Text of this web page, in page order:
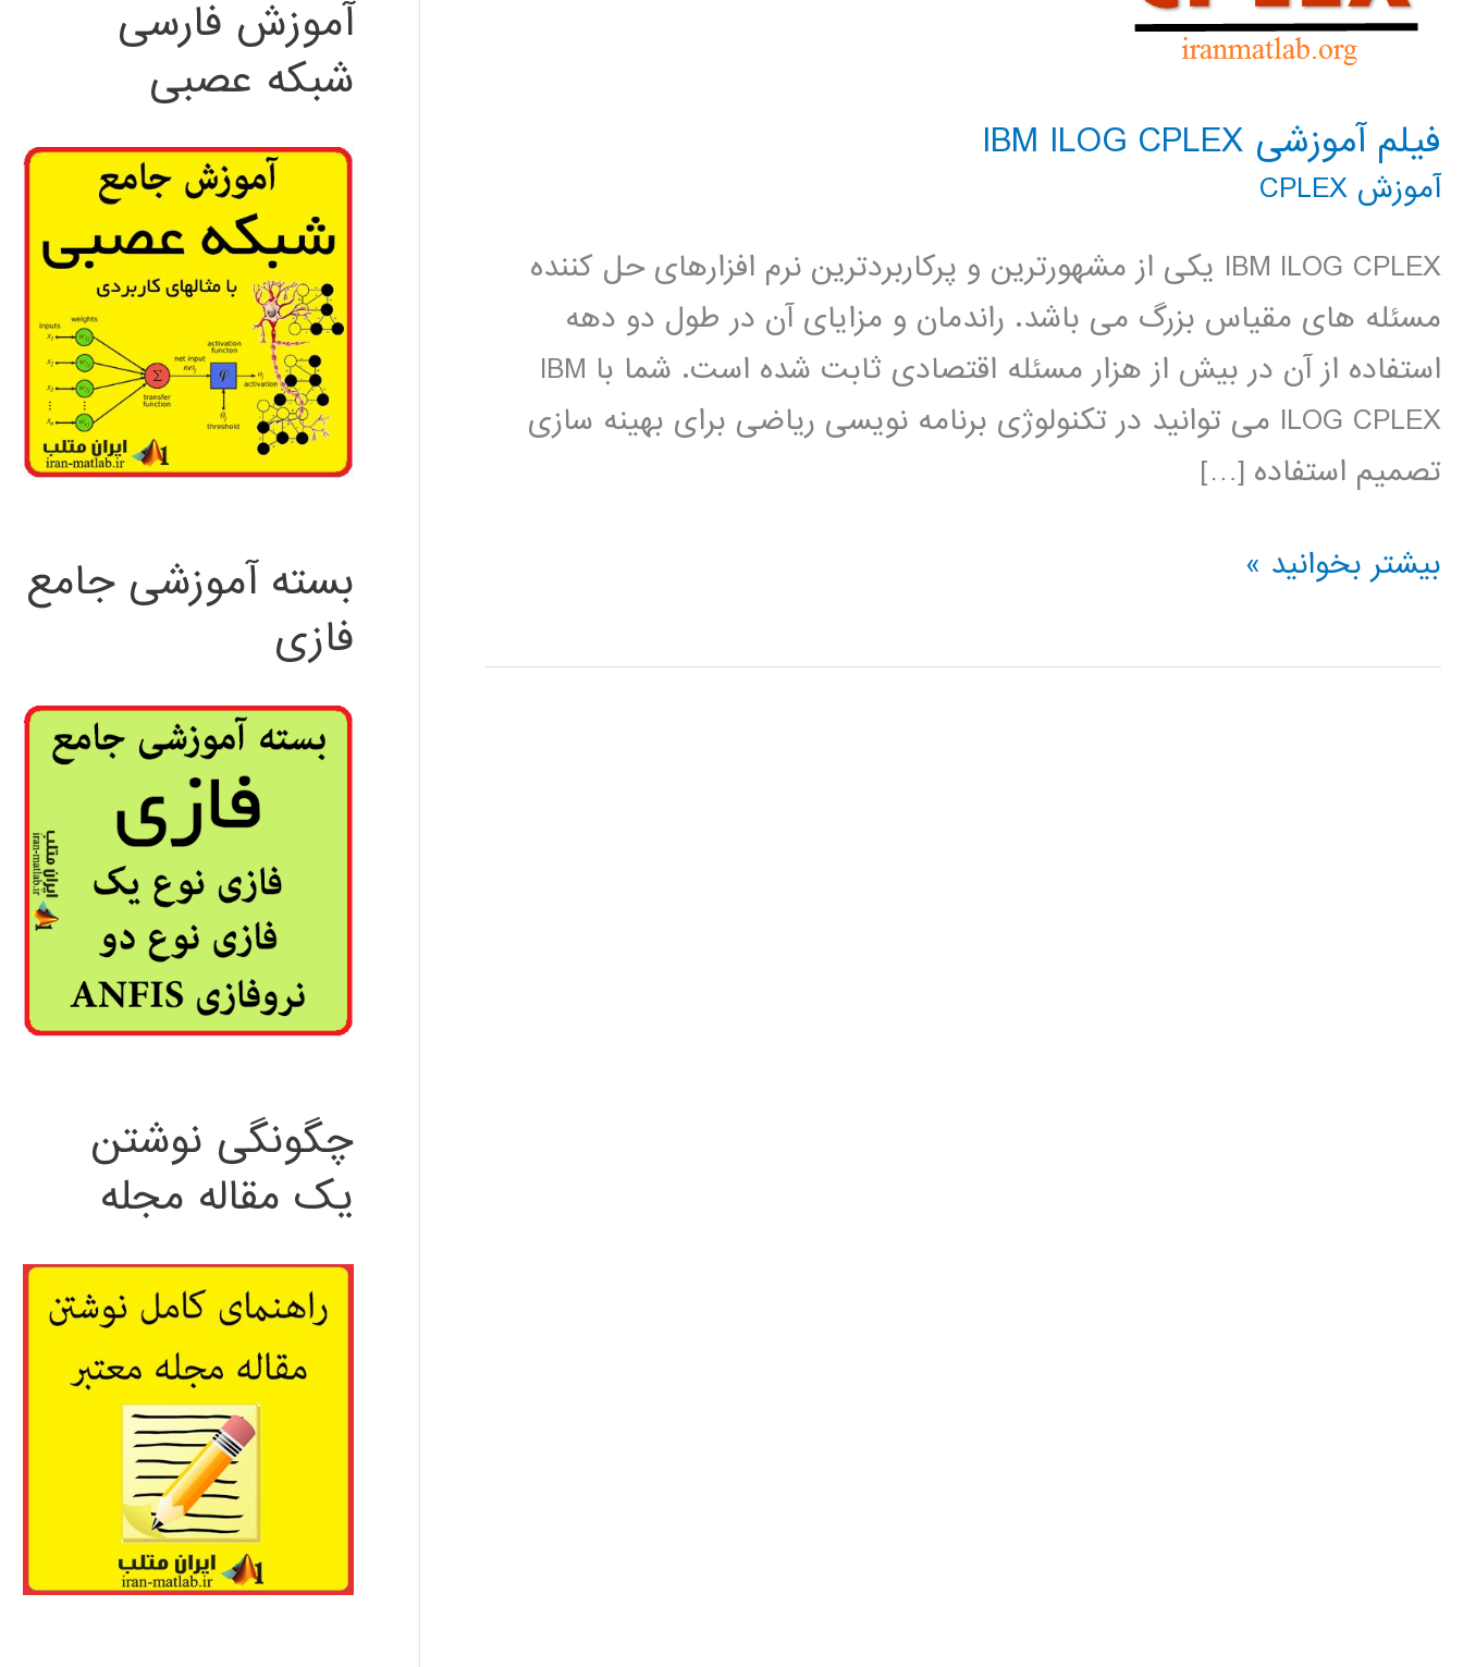
فیلم آموزشی IBM ILOG CPLEX
آموزش CPLEX
IBM ILOG CPLEX یکی از مشهورترین و پرکاربردترین نرم افزارهای حل کننده
مسئله های مقیاس بزرگ می باشد. راندمان و مزایای آن در طول دو دهه
استفاده از آن در بیش از هزار مسئله اقتصادی ثابت شده است. شما با IBM
ILOG CPLEX می توانید در تکنولوژی برنامه نویسی ریاضی برای بهینه سازی
تصمیم استفاده […]
فیلم
IBM
بیشتر بخوانید »
آموزش فارسی
شبکه عصبی
بسته آموزشی جامع
فازی
چگونگی نوشتن
یک مقاله مجله